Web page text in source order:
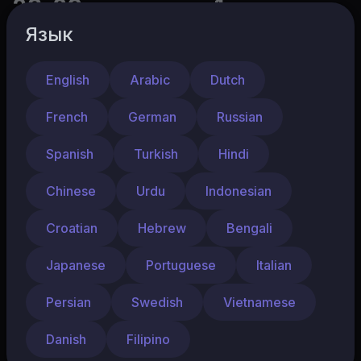
28-29 мая часть 1
SANDBOXKIDS official
ЧАСТЬ 1 - дала пояснения почему мы
МЕРОПРИЯТИЕ за свой счет и провести
19.06.26 в ОНЛАЙН!
Язык
English Arabic Dutch
French German Russian
Spanish Turkish Hindi
Chinese Urdu Indonesian
Croatian Hebrew Bengali
Japanese Portuguese Italian
Persian Swedish Vietnamese
Danish Filipino